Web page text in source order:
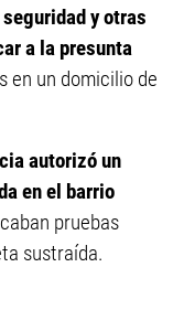
y otras
a la presunta
en un domicilio de
autorizó un
en el barrio
pruebas
sustraída.